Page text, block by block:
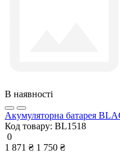
В наявності
Акумуляторна батарея
Код товару: BL1518
0
1 871 ₴ 1 750 ₴